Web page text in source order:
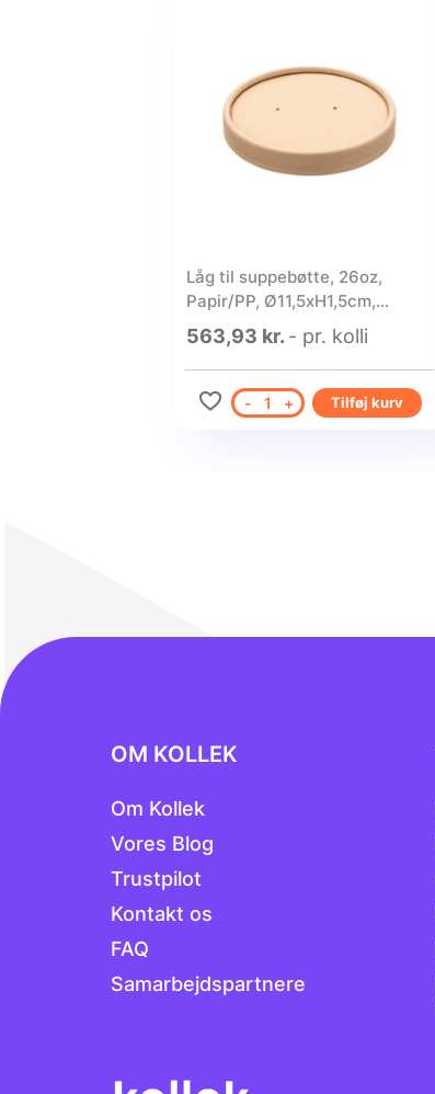
Låg til suppebøtte, 26oz,
Papir/PP, Ø11,5xH1,5cm,
passer til 875043 og 610923 -
500stk.
563,93 kr. - pr. kolli
- 1 + Tilføj kurv
OM KOLLEK
Om Kollek
Vores Blog
Trustpilot
Kontakt os
FAQ
Samarbejdspartnere